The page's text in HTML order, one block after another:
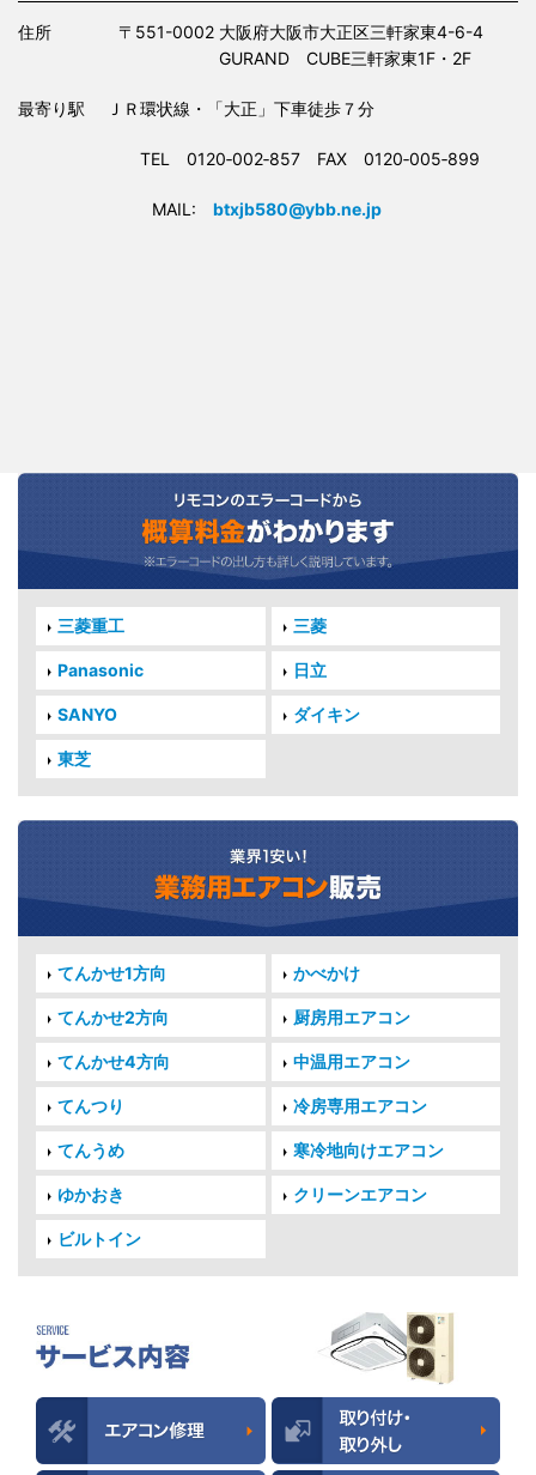
住所 〒551-0002 大阪府大阪市大正区三軒家東4-6-4
GURAND CUBE三軒家東1F・2F
最寄り駅 ＪＲ環状線・「大正」下車徒歩７分
TEL 0120‐002‐857 FAX 0120‐005‐899
MAIL: btxjb580@ybb.ne.jp
三菱重工 三菱
Panasonic 日立
SANYO ダイキン
東芝
てんかせ1方向 かべかけ
てんかせ2方向 厨房用エアコン
てんかせ4方向 中温用エアコン
てんつり 冷房専用エアコン
てんうめ 寒冷地向けエアコン
ゆかおき クリーンエアコン
ビルトイン